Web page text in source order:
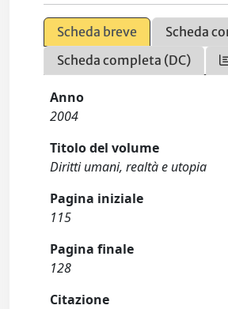
Scheda breve
Scheda
Scheda completa (DC)
Anno
2004
Titolo del volume
Diritti umani, realtà e utopia
Pagina iniziale
115
Pagina finale
128
Citazione